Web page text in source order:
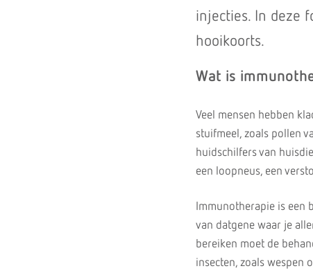
injecties. In deze
hooikoorts.
Wat is
Veel mensen hebben
stuifmeel, zoals pollen
huidschilfers van
een loopneus, een
Immunotherapie is een
van datgene waar je
bereiken moet de
insecten, zoals wespen